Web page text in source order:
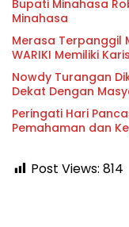
Bupati Minahasa
Minahasa
Merasa Terpanggil
WARIKI Memiliki
Nowdy Turangan
Dekat Dengan
Peringati Hari
Pemahaman dan
Post Views: 814